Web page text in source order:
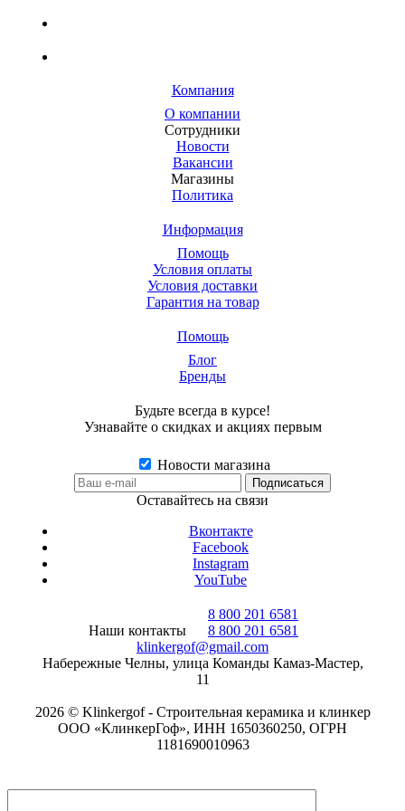
Компания
О компании
Сотрудники
Новости
Вакансии
Магазины
Политика
Информация
Помощь
Условия оплаты
Условия доставки
Гарантия на товар
Помощь
Блог
Бренды
Будьте всегда в курсе!
Узнавайте о скидках и акциях первым
Новости магазина
Оставайтесь на связи
Вконтакте
Facebook
Instagram
YouTube
Наши контакты
8 800 201 6581
8 800 201 6581
klinkergof@gmail.com
Набережные Челны, улица Команды Камаз-Мастер,
11
2026 © Klinkergof - Строительная керамика и клинкер
ООО «КлинкерГоф», ИНН 1650360250, ОГРН
1181690010963